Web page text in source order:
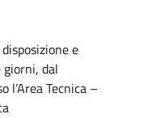
e
dal
Tecnica –